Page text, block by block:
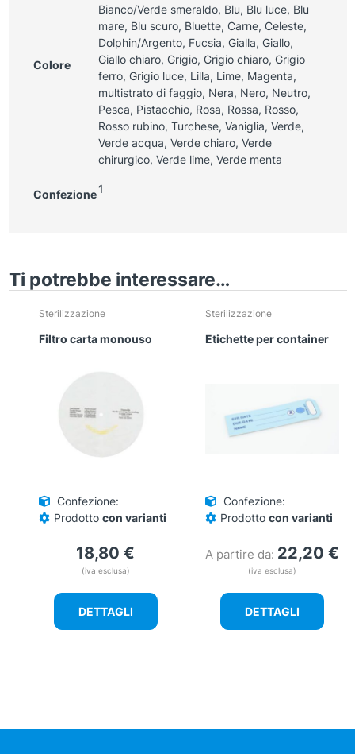
Colore
Bianco/Verde smeraldo, Blu, Blu luce, Blu
mare, Blu scuro, Bluette, Carne, Celeste,
Dolphin/Argento, Fucsia, Gialla, Giallo,
Giallo chiaro, Grigio, Grigio chiaro, Grigio
ferro, Grigio luce, Lilla, Lime, Magenta,
multistrato di faggio, Nera, Nero, Neutro,
Pesca, Pistacchio, Rosa, Rossa, Rosso,
Rosso rubino, Turchese, Vaniglia, Verde,
Verde acqua, Verde chiaro, Verde
chirurgico, Verde lime, Verde menta
Confezione 1
Ti potrebbe interessare…
Sterilizzazione
Filtro carta monouso
Confezione:
Prodotto con varianti
18,80 €
(iva esclusa)
DETTAGLI
Sterilizzazione
Etichette per container
Confezione:
Prodotto con varianti
A partire da: 22,20 €
(iva esclusa)
DETTAGLI